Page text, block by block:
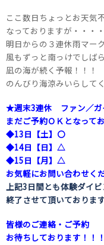
ここ数日ちょっとお天気
なっておりますが・・・・
明日からの３連休雨マー
風もずっと南っけでしば
凪の海が続く予報！！！
のんびり海涼みいらして
★週末3連休 ファン／ガ
まだご予約ＯＫとなって
◆13日【土】〇
◆14日【日】△
◆15日【月】△
お気軽にお問い合わせく
上記3日間とも体験ダイ
終了させて頂いておりま
皆様のご連絡・ご予約
お待ちしております！！！